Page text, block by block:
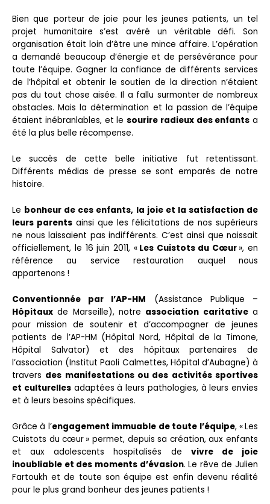
Bien que porteur de joie pour les jeunes patients, un tel
projet humanitaire s’est avéré un véritable défi. Son
organisation était loin d’être une mince affaire. L’opération
a demandé beaucoup d’énergie et de persévérance pour
toute l’équipe. Gagner la confiance de différents services
de l’hôpital et obtenir le soutien de la direction n’étaient
pas du tout chose aisée. Il a fallu surmonter de nombreux
obstacles. Mais la détermination et la passion de l’équipe
étaient inébranlables, et le sourire radieux des enfants a
été la plus belle récompense.
Le succès de cette belle initiative fut retentissant.
Différents médias de presse se sont emparés de notre
histoire.
Le bonheur de ces enfants, la joie et la satisfaction de
leurs parentsainsi que les félicitations de nos supérieurs
ne nous laissaient pas indifférents. C’est ainsi que naissait
officiellement, le 16 juin 2011, « Les Cuistots du Cœur », en
référence au service restauration auquel nous
appartenons !
Conventionnée par l’AP-HM (Assistance Publique –
Hôpitaux de Marseille), notre association caritativea
pour mission de soutenir et d’accompagner de jeunes
patients de l’AP-HM (Hôpital Nord, Hôpital de la Timone,
Hôpital Salvator) et des hôpitaux partenaires de
l’association (Institut Paoli Calmettes, Hôpital d’Aubagne) à
travers des manifestations ou des activités sportives
et culturellesadaptées à leurs pathologies, à leurs envies
et à leurs besoins spécifiques.
Grâce à l’engagement immuable de toute l’équipe, « Les
Cuistots du cœur » permet, depuis sa création, aux enfants
et aux adolescents hospitalisés de vivre de joie
inoubliable et des moments d’évasion. Le rêve de Julien
Fartoukh et de toute son équipe est enfin devenu réalité
pour le plus grand bonheur des jeunes patients !